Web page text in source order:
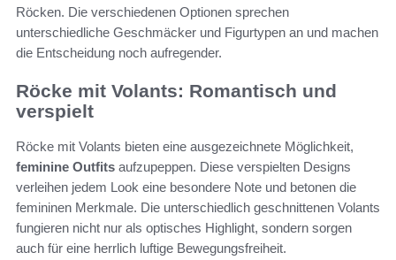
Röcken. Die verschiedenen Optionen sprechen
unterschiedliche Geschmäcker und Figurtypen an und machen
die Entscheidung noch aufregender.
Röcke mit Volants: Romantisch und
verspielt
Röcke mit Volants bieten eine ausgezeichnete Möglichkeit,
feminine Outfits aufzupeppen. Diese verspielten Designs
verleihen jedem Look eine besondere Note und betonen die
femininen Merkmale. Die unterschiedlich geschnittenen Volants
fungieren nicht nur als optisches Highlight, sondern sorgen
auch für eine herrlich luftige Bewegungsfreiheit.